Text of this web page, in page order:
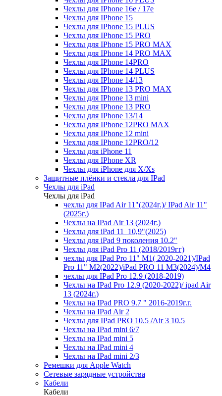
Чехлы для IPhone 16e / 17e
Чехлы для IPhone 15
Чехлы для IPhone 15 PLUS
Чехлы для IPhone 15 PRO
Чехлы для IPhone 15 PRO MAX
Чехлы для IPhone 14 PRO MAX
Чехлы для IPhone 14PRO
Чехлы для IPhone 14 PLUS
Чехлы для IPhone 14/13
Чехлы для IPhone 13 PRO MAX
Чехлы для IPhone 13 mini
Чехлы для IPhone 13 PRO
Чехлы для IPhone 13/14
Чехлы для IPhone 12PRO MAX
Чехлы для IPhone 12 mini
Чехлы для IPhone 12PRO/12
Чехлы для iPhone 11
Чехлы для IPhone XR
Чехлы для iPhone для X/Xs
Защитные плёнки и стекла для IPad
Чехлы для iPad
Чехлы для iPad
чехлы для IPad Air 11"(2024г.)/ IPad Air 11"
(2025г.)
Чехлы на IPad Air 13 (2024г.)
Чехлы для iPad 11_10,9"(2025)
Чехлы для iPad 9 поколения 10.2"
Чехлы для iPad Pro 11 (2018/2019гг)
чехлы для IPad Pro 11" М1( 2020-2021)/IPad
Pro 11" М2(2022)/iPad PRO 11 M3(2024)/M4
чехлы для IPad Pro 12.9 (2018-2019)
Чехлы на IPad Pro 12.9 (2020-2022)/ ipad Air
13 (2024г.)
Чехлы на IPad PRO 9.7 " 2016-2019г.г.
Чехлы на IPad Air 2
Чехлы для IPad PRO 10.5 /Air 3 10.5
Чехлы на IPad mini 6/7
Чехлы на IPad mini 5
Чехлы на IPad mini 4
Чехлы на IPad mini 2/3
Ремешки для Apple Watch
Сетевые зарядные устройства
Кабели
Кабели